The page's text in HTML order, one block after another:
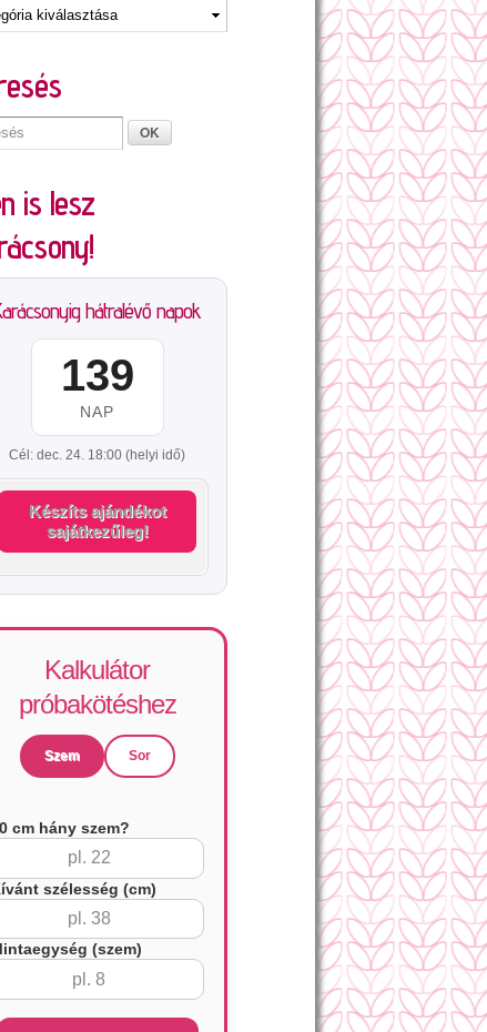
is lesz
hátralévő napok
139
NAP
Cél: dec. 24. 18:00 (helyi idő)
Készíts ajándékot
sajátkezűleg!
Kalkulátor
próbakötéshez
Szem Sor
cm hány szem?
szélesség (cm)
(szem)